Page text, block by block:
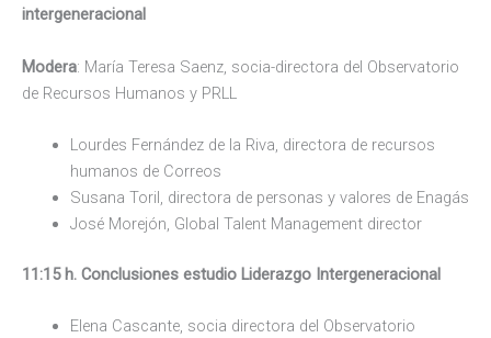
intergeneracional
Modera: María Teresa Saenz, socia-directora del Observatorio
de Recursos Humanos y PRLL
Lourdes Fernández de la Riva, directora de recursos
humanos de Correos
Susana Toril, directora de personas y valores de Enagás
José Morejón, Global Talent Management director
11:15 h. Conclusiones estudio Liderazgo Intergeneracional
Elena Cascante, socia directora del Observatorio